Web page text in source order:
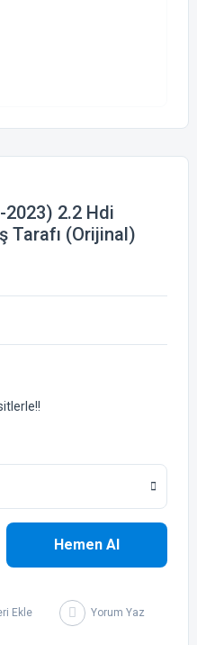
2.2 Hdi
Tarafı (Orijinal)
Hemen Al
Yorum Yaz